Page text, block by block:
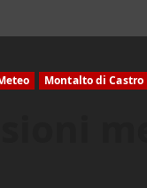
Montalto di Castro